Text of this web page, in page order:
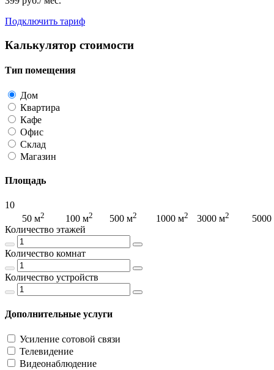
Подключить тариф
Калькулятор стоимости
Тип помещения
Дом
Квартира
Кафе
Офис
Склад
Магазин
Площадь
10
50 м2 100 м2 500 м2 1000 м2 3000 м2
Количество этажей
Количество комнат
Количество устройств
Дополнительные услуги
Усиление сотовой связи
Телевидение
Видеонаблюдение